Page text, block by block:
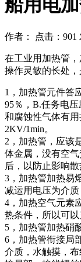
船用电
作者： 点击：901
在工业用加热管
操作灵敏的长处
1，加热管元件答
95％，B.任务电
和腐蚀性气体有用
2KV/1min。
2，加热管，应该
体金属，没有空
后，以防止影响散
3，加热管加热易
减运用电压为介质
4，加热空气元素
热条件，所以可以
5，加热管加热硝
6，加热管衔接局
介质，水触摸，